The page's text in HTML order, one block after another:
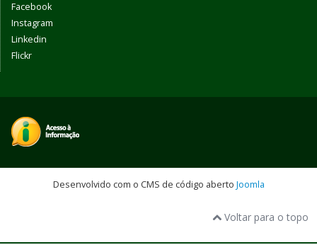
Facebook
Instagram
Linkedin
Flickr
Desenvolvido com o CMS de código aberto Joomla
Voltar para o topo